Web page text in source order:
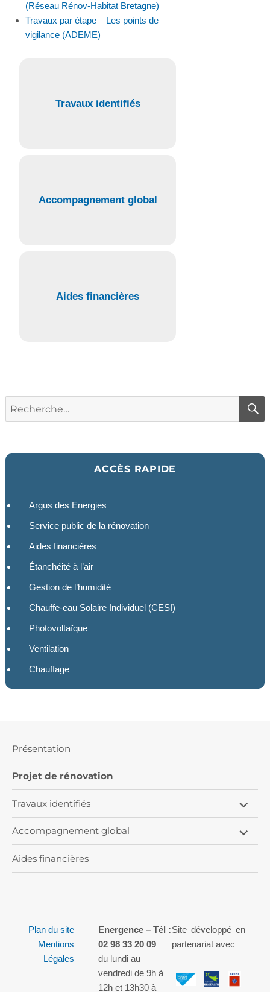
(Réseau Rénov-Habitat Bretagne)
Travaux par étape – Les points de
vigilance (ADEME)
Travaux identifiés
Accompagnement global
Aides financières
ACCÈS RAPIDE
Argus des Energies
Service public de la rénovation
Aides financières
Étanchéité à l’air
Gestion de l’humidité
Chauffe-eau Solaire Individuel (CESI)
Photovoltaïque
Ventilation
Chauffage
Présentation
Projet de rénovation
Travaux identifiés
ouvrir
le
sous-
menu
Accompagnement global
ouvrir
le
sous-
Aides financières
Plan du site
Mentions
Légales
Energence – Tél :
02 98 33 20 09
du lundi au
vendredi de 9h à
12h et 13h30 à
Site développé en
partenariat avec